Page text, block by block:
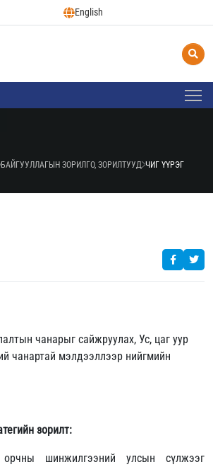
English
БАЙГУУЛЛАГЫН ЗОРИЛГО, ЗОРИЛТУУД ЧИГ ҮҮРЭГ
чанарыг сайжруулах, Ус, цаг уур
чанартай мэлдээллээр нийгмийн
зорилт:
шинжилгээний улсын сүлжээг